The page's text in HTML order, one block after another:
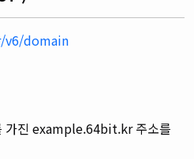
domain
가진 example.64bit.kr 주소를